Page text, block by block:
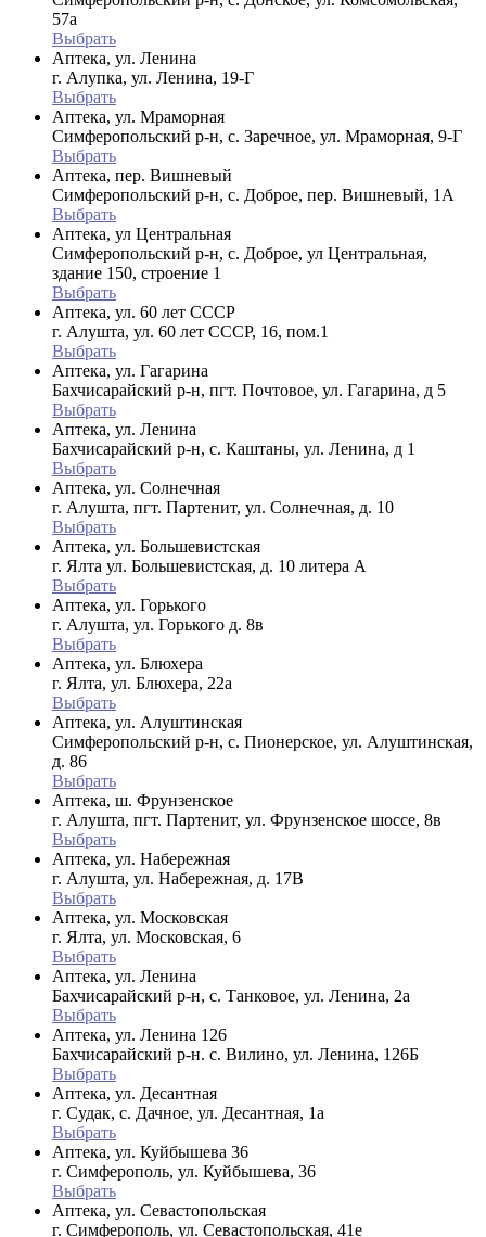
57а
Выбрать
Аптека, ул. Ленина
г. Алупка, ул. Ленина, 19-Г
Выбрать
Аптека, ул. Мраморная
Симферопольский р-н, с. Заречное, ул. Мраморная, 9-Г
Выбрать
Аптека, пер. Вишневый
Симферопольский р-н, с. Доброе, пер. Вишневый, 1А
Выбрать
Аптека, ул Центральная
Симферопольский р-н, с. Доброе, ул Центральная,
здание 150, строение 1
Выбрать
Аптека, ул. 60 лет СССР
г. Алушта, ул. 60 лет СССР, 16, пом.1
Выбрать
Аптека, ул. Гагарина
Бахчисарайский р-н, пгт. Почтовое, ул. Гагарина, д 5
Выбрать
Аптека, ул. Ленина
Бахчисарайский р-н, с. Каштаны, ул. Ленина, д 1
Выбрать
Аптека, ул. Солнечная
г. Алушта, пгт. Партенит, ул. Солнечная, д. 10
Выбрать
Аптека, ул. Большевистская
г. Ялта ул. Большевистская, д. 10 литера А
Выбрать
Аптека, ул. Горького
г. Алушта, ул. Горького д. 8в
Выбрать
Аптека, ул. Блюхера
г. Ялта, ул. Блюхера, 22а
Выбрать
Аптека, ул. Алуштинская
Симферопольский р-н, с. Пионерское, ул. Алуштинская,
д. 86
Выбрать
Аптека, ш. Фрунзенское
г. Алушта, пгт. Партенит, ул. Фрунзенское шоссе, 8в
Выбрать
Аптека, ул. Набережная
г. Алушта, ул. Набережная, д. 17В
Выбрать
Аптека, ул. Московская
г. Ялта, ул. Московская, 6
Выбрать
Аптека, ул. Ленина
Бахчисарайский р-н, с. Танковое, ул. Ленина, 2а
Выбрать
Аптека, ул. Ленина 126
Бахчисарайский р-н. с. Вилино, ул. Ленина, 126Б
Выбрать
Аптека, ул. Десантная
г. Судак, с. Дачное, ул. Десантная, 1а
Выбрать
Аптека, ул. Куйбышева 36
г. Симферополь, ул. Куйбышева, 36
Выбрать
Аптека, ул. Севастопольская
г. Симферополь, ул. Севастопольская, 41е